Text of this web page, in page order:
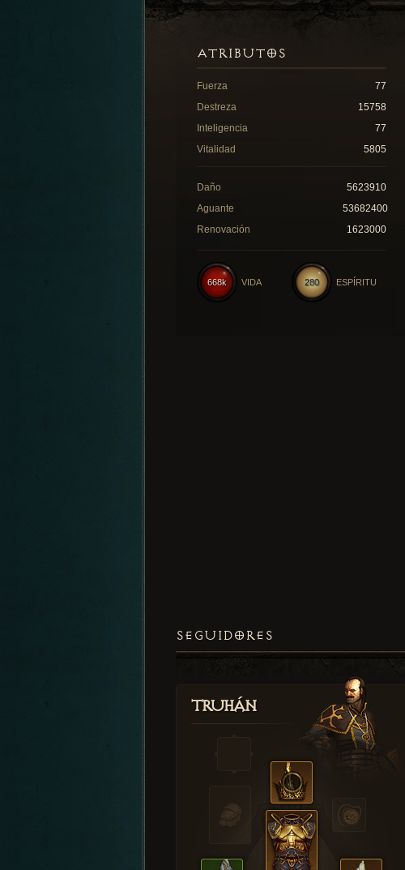
ATRIBUTOS
Fuerza
77
Destreza
15758
Inteligencia
77
Vitalidad
5805
Daño
5623910
Aguante
53682400
Renovación
1623000
280 ESPÍRITU
668k VIDA
SEGUIDORES
Truhán